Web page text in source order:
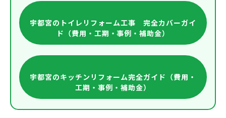
宇都宮のトイレリフォーム工事 完全カバーガイ
ド（費用・工期・事例・補助金）
宇都宮のキッチンリフォーム完全ガイド（費用・
工期・事例・補助金）